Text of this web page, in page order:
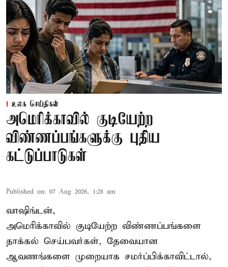
உலக செய்திகள்
அமெரிக்காவில் குடியேற்ற
விண்ணப்பங்களுக்கு புதிய
கட்டுப்பாடுகள்
Published on: 07 Aug 2026, 1:28 am
வாஷிங்டன்,
அமெரிக்காவில் குடியேற்ற விண்ணப்பங்களை
தாக்கல் செய்பவர்கள், தேவையான
ஆவணங்களை முறையாக சமர்ப்பிக்காவிட்டால்,